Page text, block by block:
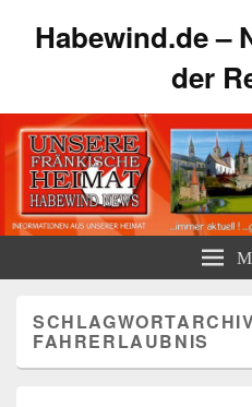
Habewind.de –
der
FAHRERLAUBNIS